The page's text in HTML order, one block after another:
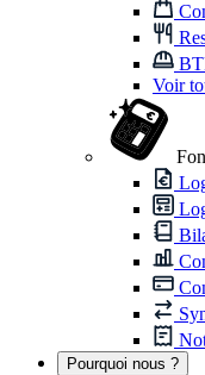
Voir
Pourquoi nous ?